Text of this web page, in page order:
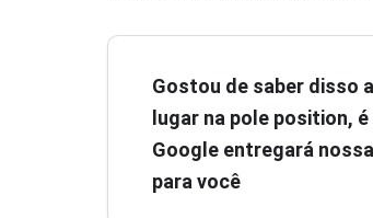
Gostou de saber disso
lugar na pole position,
Google entregará
para você